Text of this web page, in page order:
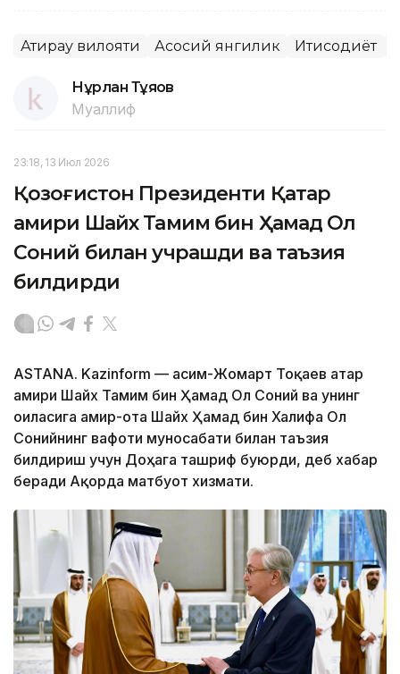
Атирау вилояти Асосий янгилик Иқтисодиёт
Нұрлан Тұяқов
Муаллиф
23:18, 13 Июл 2026
Қозоғистон Президенти Қатар
амири Шайх Тамим бин Ҳамад Ол
Соний билан учрашди ва таъзия
билдирди
ASTANA. Kazinform — Қасим-Жомарт Тоқаев Қатар
амири Шайх Тамим бин Ҳамад Ол Соний ва унинг
оиласига амир-ота Шайх Ҳамад бин Халифа Ол
Сонийнинг вафоти муносабати билан таъзия
билдириш учун Доҳага ташриф буюрди, деб хабар
беради Ақорда матбуот хизмати.